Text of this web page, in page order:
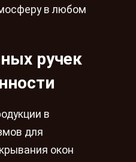
в любом
ручек
в
для
окон